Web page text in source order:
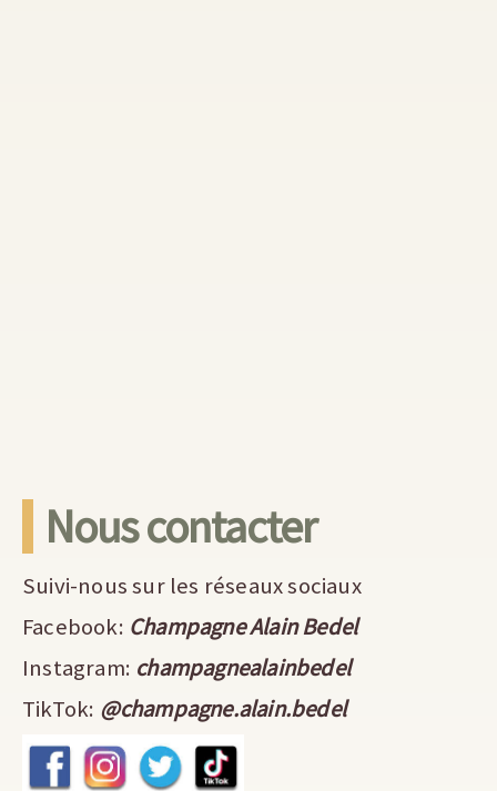
Nous contacter
Suivi-nous sur les réseaux sociaux
Facebook: Champagne Alain Bedel
Instagram: champagnealainbedel
TikTok: @champagne.alain.bedel